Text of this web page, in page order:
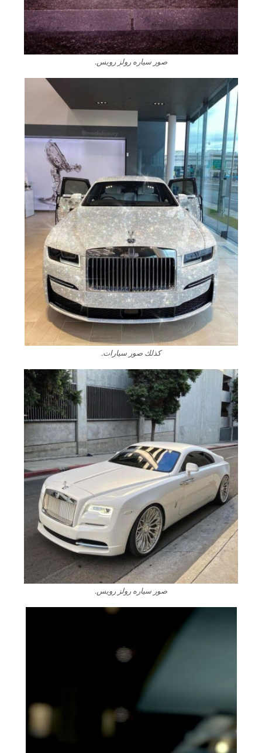
صور سياره رولز رويس.
كذلك صور سيارات.
صور سياره رولز رويس.